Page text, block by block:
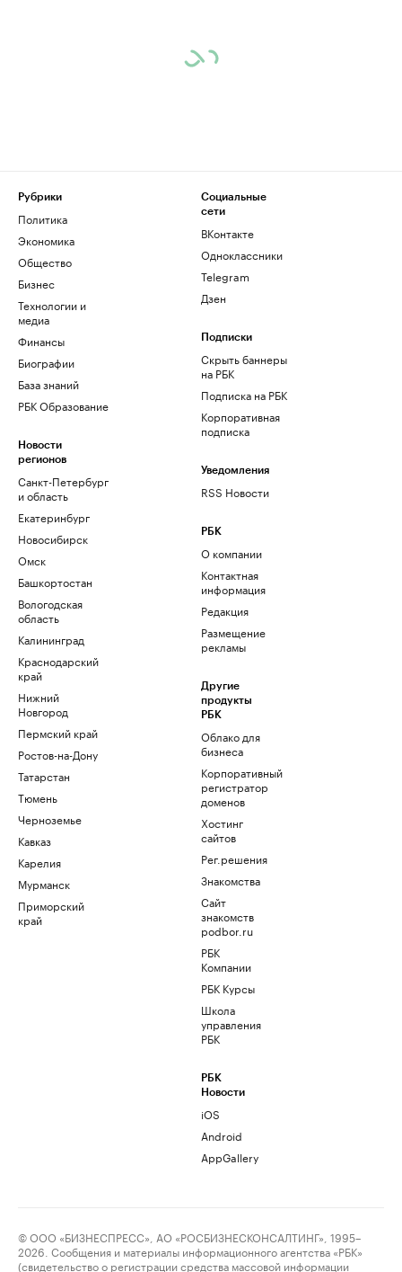
Рубрики
Политика
Экономика
Общество
Бизнес
Технологии и
медиа
Финансы
Биографии
База знаний
РБК Образование
Новости
регионов
Санкт-Петербург
и область
Екатеринбург
Новосибирск
Омск
Башкортостан
Вологодская
область
Калининград
Краснодарский
край
Нижний
Новгород
Пермский край
Ростов-на-Дону
Татарстан
Тюмень
Черноземье
Кавказ
Карелия
Мурманск
Приморский
край
Социальные
сети
ВКонтакте
Одноклассники
Telegram
Дзен
Подписки
Скрыть баннеры
на РБК
Подписка на РБК
Корпоративная
подписка
Уведомления
RSS Новости
РБК
О компании
Контактная
информация
Редакция
Размещение
рекламы
Другие
продукты
РБК
Облако для
бизнеса
Корпоративный
регистратор
доменов
Хостинг
сайтов
Рег.решения
Знакомства
Сайт
знакомств
podbor.ru
РБК
Компании
РБК Курсы
Школа
управления
РБК
РБК
Новости
iOS
Android
AppGallery
© ООО «БИЗНЕСПРЕСС», АО «РОСБИЗНЕСКОНСАЛТИНГ», 1995–
2026. Сообщения и материалы информационного агентства «РБК»
(свидетельство о регистрации средства массовой информации